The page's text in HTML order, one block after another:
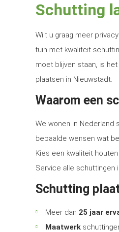
Schutting
Wilt u graag meer
tuin met kwaliteit
moet blijven staan, is
plaatsen in Nieuwstadt.
Waarom een
We wonen in Nederland
bepaalde wensen wat
Kies een kwaliteit
Service alle schuttingen
Schutting
Meer dan 25 jaar
Maatwerk